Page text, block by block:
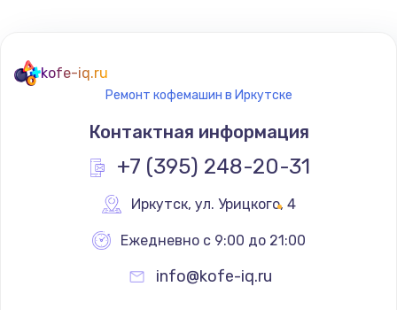
kofe-iq.ru
Ремонт кофемашин в Иркутске
Контактная информация
+7 (395) 248-20-31
Иркутск, ул. Урицкого, 4
Ежедневно с 9:00 до 21:00
info@kofe-iq.ru